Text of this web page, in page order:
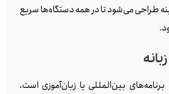
طراحی می‌شود تا در همه دستگاه‌ها سریع
بین‌المللی یا زبان‌آموزی است،